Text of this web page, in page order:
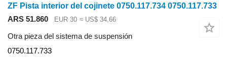
ZF Pista interior del cojinete 0750.117.734 0750.117.733
ARS 51.860
EUR 30 ≈ US$ 34,66
Otra pieza del sistema de suspensión
0750.117.733